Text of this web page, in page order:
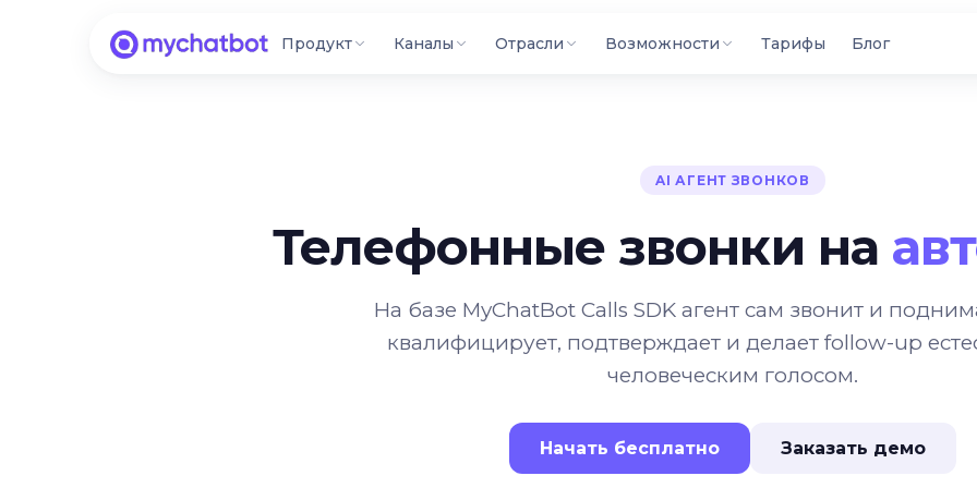
Продукт Каналы Отрасли Возможности Тарифы Блог
AI АГЕНТ ЗВОНКОВ
Телефонные звонки на
На базе MyChatBot Calls SDK агент сам звонит и
квалифицирует, подтверждает и делает follow-up
человеческим голосом.
Начать бесплатно Заказать демо